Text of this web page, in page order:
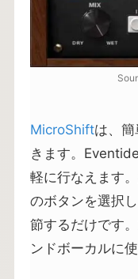
MicroShiftは、
きます。
軽に行なえます
のボタンを選択
節するだけです
ンドボーカルに使